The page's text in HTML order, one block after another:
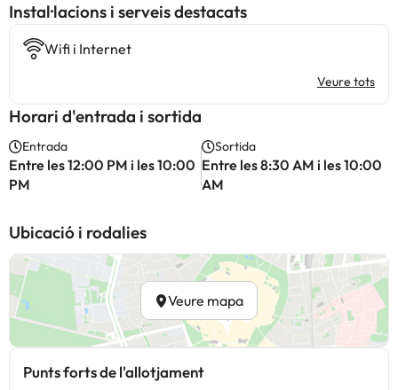
Instal·lacions i serveis destacats
Wifi i Internet
Veure tots
Horari d'entrada i sortida
Entrada
Entre les 12:00 PM i les 10:00
PM
Sortida
Entre les 8:30 AM i les 10:00
AM
Ubicació i rodalies
Veure mapa
Punts forts de l'allotjament